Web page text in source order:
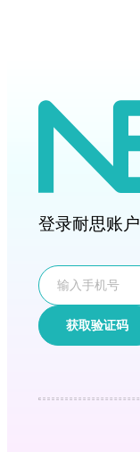
登录耐思账户
获取验证码